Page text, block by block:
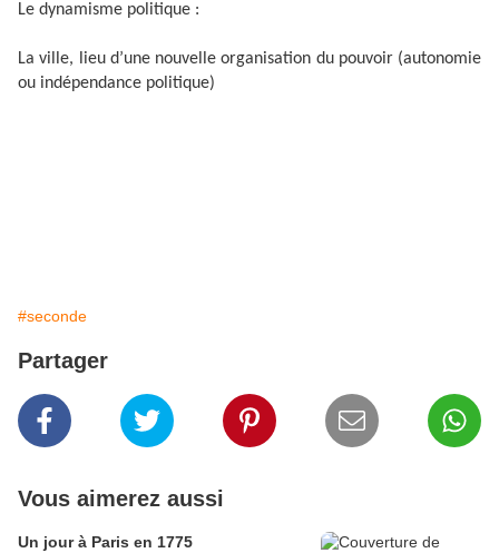
Le dynamisme politique :
La ville, lieu d’une nouvelle organisation du pouvoir (autonomie
ou indépendance politique)
#seconde
Partager
Vous aimerez aussi
Un jour à Paris en 1775